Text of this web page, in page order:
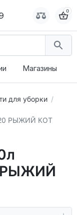
0
Магазины
для уборки
20 РЫЖИЙ КОТ
РЫЖИЙ
0